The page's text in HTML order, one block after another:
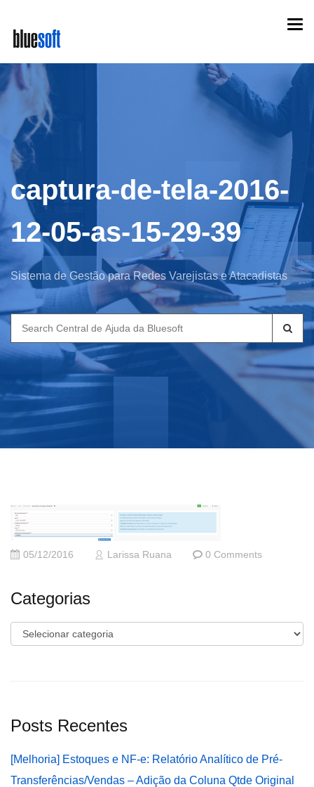
main
content
captura-de-tela-2016-
12-05-as-15-29-39
Sistema de Gestão para Redes Varejistas e Atacadistas
Search
for:
05/12/2016 Larissa Ruana 0 Comments
Categorias
Categorias
Posts Recentes
[Melhoria] Estoques e NF-e: Relatório Analítico de Pré-
Transferências/Vendas – Adição da Coluna Qtde Original